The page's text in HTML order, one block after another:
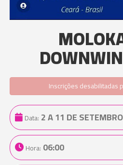
Inscrições desabilitadas
Data: 2 A 11 DE SETEMBRO
Hora: 06:00